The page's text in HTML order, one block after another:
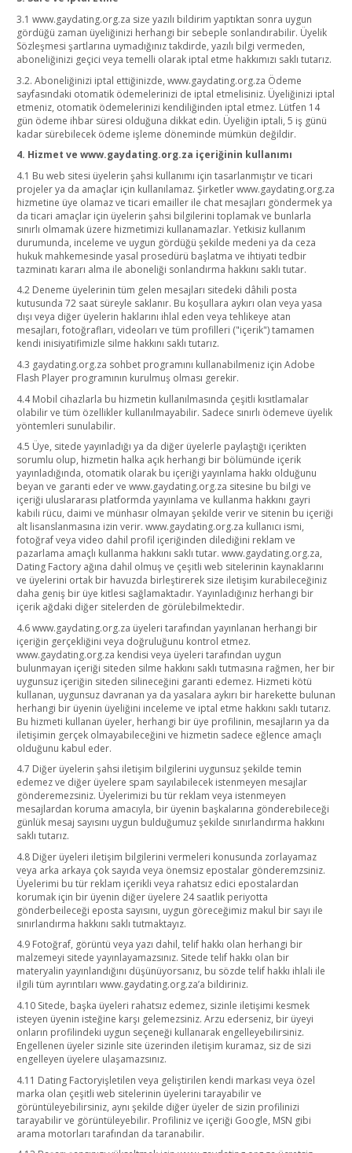
3.1 www.gaydating.org.za size yazılı bildirim yaptıktan sonra uygun
gördüğü zaman üyeliğinizi herhangi bir sebeple sonlandırabilir. Üyelik
Sözleşmesi şartlarına uymadığınız takdirde, yazılı bilgi vermeden,
aboneliğinizi geçici veya temelli olarak iptal etme hakkımızı saklı tutarız.
3.2. Aboneliğinizi iptal ettiğinizde, www.gaydating.org.za Ödeme
sayfasındaki otomatik ödemelerinizi de iptal etmelisiniz. Üyeliğinizi iptal
etmeniz, otomatik ödemelerinizi kendiliğinden iptal etmez. Lütfen 14
gün ödeme ihbar süresi olduğuna dikkat edin. Üyeliğin iptali, 5 iş günü
kadar sürebilecek ödeme işleme döneminde mümkün değildir.
4. Hizmet ve www.gaydating.org.za içeriğinin kullanımı
4.1 Bu web sitesi üyelerin şahsi kullanımı için tasarlanmıştır ve ticari
projeler ya da amaçlar için kullanılamaz. Şirketler www.gaydating.org.za
hizmetine üye olamaz ve ticari emailler ile chat mesajları göndermek ya
da ticari amaçlar için üyelerin şahsi bilgilerini toplamak ve bunlarla
sınırlı olmamak üzere hizmetimizi kullanamazlar. Yetkisiz kullanım
durumunda, inceleme ve uygun gördüğü şekilde medeni ya da ceza
hukuk mahkemesinde yasal prosedürü başlatma ve ihtiyati tedbir
tazminatı kararı alma ile aboneliği sonlandırma hakkını saklı tutar.
4.2 Deneme üyelerinin tüm gelen mesajları sitedeki dâhili posta
kutusunda 72 saat süreyle saklanır. Bu koşullara aykırı olan veya yasa
dışı veya diğer üyelerin haklarını ihlal eden veya tehlikeye atan
mesajları, fotoğrafları, videoları ve tüm profilleri ("içerik") tamamen
kendi inisiyatifimizle silme hakkını saklı tutarız.
4.3 gaydating.org.za sohbet programını kullanabilmeniz için Adobe
Flash Player programının kurulmuş olması gerekir.
4.4 Mobil cihazlarla bu hizmetin kullanılmasında çeşitli kısıtlamalar
olabilir ve tüm özellikler kullanılmayabilir. Sadece sınırlı ödemeve üyelik
yöntemleri sunulabilir.
4.5 Üye, sitede yayınladığı ya da diğer üyelerle paylaştığı içerikten
sorumlu olup, hizmetin halka açık herhangi bir bölümünde içerik
yayınladığında, otomatik olarak bu içeriği yayınlama hakkı olduğunu
beyan ve garanti eder ve www.gaydating.org.za sitesine bu bilgi ve
içeriği uluslararası platformda yayınlama ve kullanma hakkını gayri
kabili rücu, daimi ve münhasır olmayan şekilde verir ve sitenin bu içeriği
alt lisanslanmasına izin verir. www.gaydating.org.za kullanıcı ismi,
fotoğraf veya video dahil profil içeriğinden dilediğini reklam ve
pazarlama amaçlı kullanma hakkını saklı tutar. www.gaydating.org.za,
Dating Factory ağına dahil olmuş ve çeşitli web sitelerinin kaynaklarını
ve üyelerini ortak bir havuzda birleştirerek size iletişim kurabileceğiniz
daha geniş bir üye kitlesi sağlamaktadır. Yayınladığınız herhangi bir
içerik ağdaki diğer sitelerden de görülebilmektedir.
4.6 www.gaydating.org.za üyeleri tarafından yayınlanan herhangi bir
içeriğin gerçekliğini veya doğruluğunu kontrol etmez.
www.gaydating.org.za kendisi veya üyeleri tarafından uygun
bulunmayan içeriği siteden silme hakkını saklı tutmasına rağmen, her bir
uygunsuz içeriğin siteden silineceğini garanti edemez. Hizmeti kötü
kullanan, uygunsuz davranan ya da yasalara aykırı bir harekette bulunan
herhangi bir üyenin üyeliğini inceleme ve iptal etme hakkını saklı tutarız.
Bu hizmeti kullanan üyeler, herhangi bir üye profilinin, mesajların ya da
iletişimin gerçek olmayabileceğini ve hizmetin sadece eğlence amaçlı
olduğunu kabul eder.
4.7 Diğer üyelerin şahsi iletişim bilgilerini uygunsuz şekilde temin
edemez ve diğer üyelere spam sayılabilecek istenmeyen mesajlar
gönderemezsiniz. Üyelerimizi bu tür reklam veya istenmeyen
mesajlardan koruma amacıyla, bir üyenin başkalarına gönderebileceği
günlük mesaj sayısını uygun bulduğumuz şekilde sınırlandırma hakkını
saklı tutarız.
4.8 Diğer üyeleri iletişim bilgilerini vermeleri konusunda zorlayamaz
veya arka arkaya çok sayıda veya önemsiz epostalar gönderemzsiniz.
Üyelerimi bu tür reklam içerikli veya rahatsız edici epostalardan
korumak için bir üyenin diğer üyelere 24 saatlik periyotta
gönderbeileceği eposta sayısını, uygun göreceğimiz makul bir sayı ile
sınırlandırma hakkını saklı tutmaktayız.
4.9 Fotoğraf, görüntü veya yazı dahil, telif hakkı olan herhangi bir
malzemeyi sitede yayınlayamazsınız. Sitede telif hakkı olan bir
materyalin yayınlandığını düşünüyorsanız, bu sözde telif hakkı ihlali ile
ilgili tüm ayrıntıları www.gaydating.org.za’a bildiriniz.
4.10 Sitede, başka üyeleri rahatsız edemez, sizinle iletişimi kesmek
isteyen üyenin isteğine karşı gelemezsiniz. Arzu ederseniz, bir üyeyi
onların profilindeki uygun seçeneği kullanarak engelleyebilirsiniz.
Engellenen üyeler sizinle site üzerinden iletişim kuramaz, siz de sizi
engelleyen üyelere ulaşamazsınız.
4.11 Dating Factoryişletilen veya geliştirilen kendi markası veya özel
marka olan çeşitli web sitelerinin üyelerini tarayabilir ve
görüntüleyebilirsiniz, aynı şekilde diğer üyeler de sizin profilinizi
tarayabilir ve görüntüleyebilir. Profiliniz ve içeriği Google, MSN gibi
arama motorları tarafından da taranabilir.